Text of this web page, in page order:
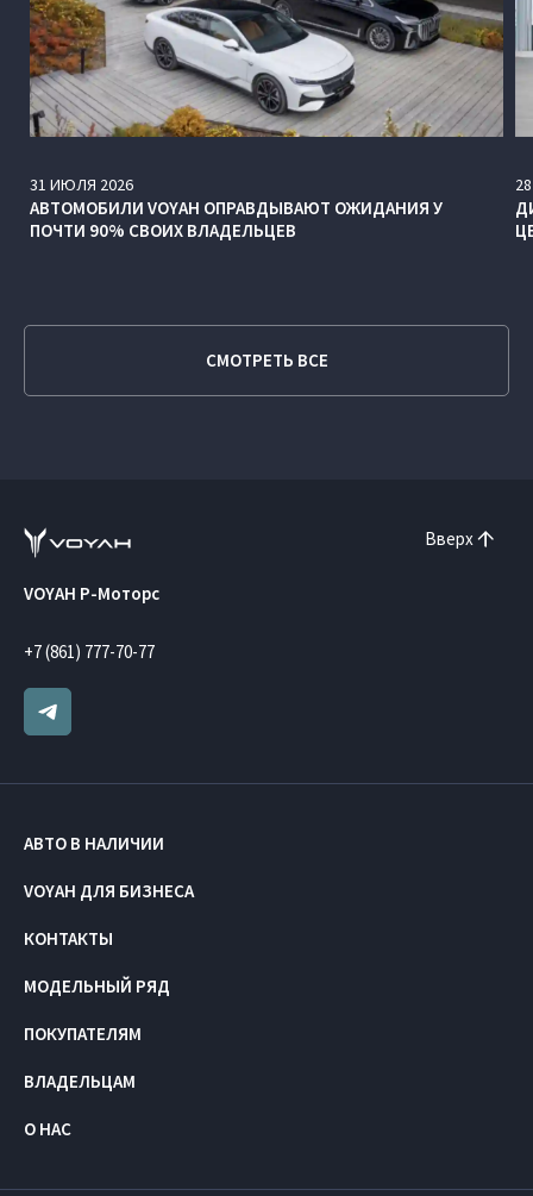
31 ИЮЛЯ 2026
АВТОМОБИЛИ VOYAH ОПРАВДЫВАЮТ ОЖИДАНИЯ У
ПОЧТИ 90% СВОИХ ВЛАДЕЛЬЦЕВ
28
СМОТРЕТЬ ВСЕ
Вверх
VOYAH Р-Моторс
+7 (861) 777-70-77
АВТО В НАЛИЧИИ
VOYAH ДЛЯ БИЗНЕСА
КОНТАКТЫ
МОДЕЛЬНЫЙ РЯД
ПОКУПАТЕЛЯМ
ВЛАДЕЛЬЦАМ
О НАС